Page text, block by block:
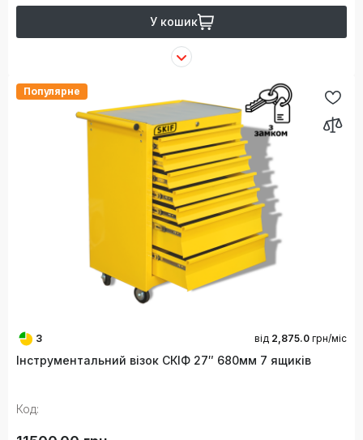
У кошик
Популярне
3 від 2,875.0 грн/міс
Інструментальний візок СКІФ 27″ 680мм 7 ящиків
Код: